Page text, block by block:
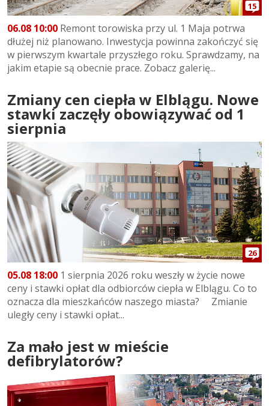
15
06.08 10:00 Remont torowiska przy ul. 1 Maja potrwa
dłużej niż planowano. Inwestycja powinna zakończyć się
w pierwszym kwartale przyszłego roku. Sprawdzamy, na
jakim etapie są obecnie prace. Zobacz galerię...
Zmiany cen ciepła w Elblągu. Nowe
stawki zaczęły obowiązywać od 1
sierpnia
26
05.08 18:00 1 sierpnia 2026 roku weszły w życie nowe
ceny i stawki opłat dla odbiorców ciepła w Elblągu. Co to
oznacza dla mieszkańców naszego miasta? Zmianie
uległy ceny i stawki opłat...
Za mało jest w mieście
defibrylatorów?